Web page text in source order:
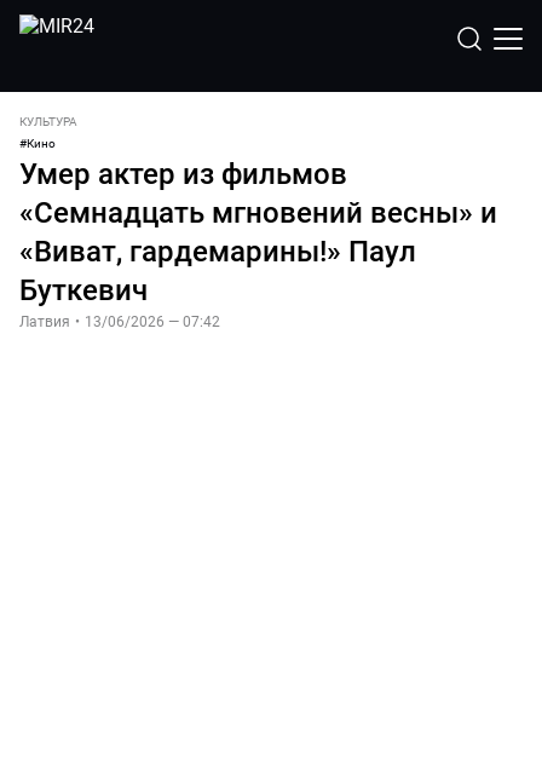
КУЛЬТУРА
#Кино
Умер актер из фильмов
«Семнадцать мгновений весны» и
«Виват, гардемарины!» Паул
Буткевич
Латвия • 13/06/2026 — 07:42